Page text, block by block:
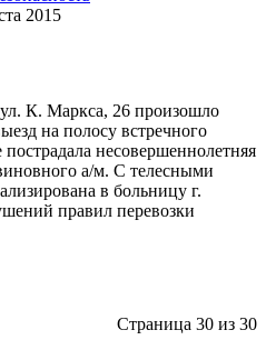
2015
К. Маркса, 26 произошло
на полосу встречного
пострадала несовершеннолетняя
а/м. С телесными
в больницу г.
правил перевозки
Страница 30 из 30